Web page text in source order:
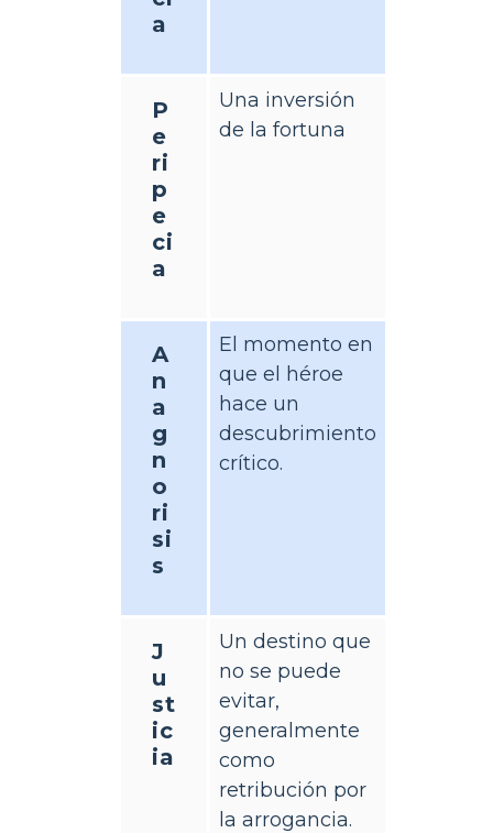
a
P
e
ri
p
e
ci
a
Una inversión
de la fortuna
A
n
a
g
n
o
ri
si
s
El momento en
que el héroe
hace un
descubrimiento
crítico.
J
u
st
ic
ia
Un destino que
no se puede
evitar,
generalmente
como
retribución por
la arrogancia.